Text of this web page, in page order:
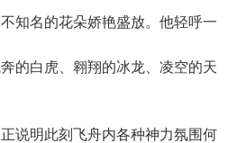
名的花朵娇艳盛放。他轻呼一
的白虎、翱翔的冰龙、凌空的天
明此刻飞舟内各种神力氛围何